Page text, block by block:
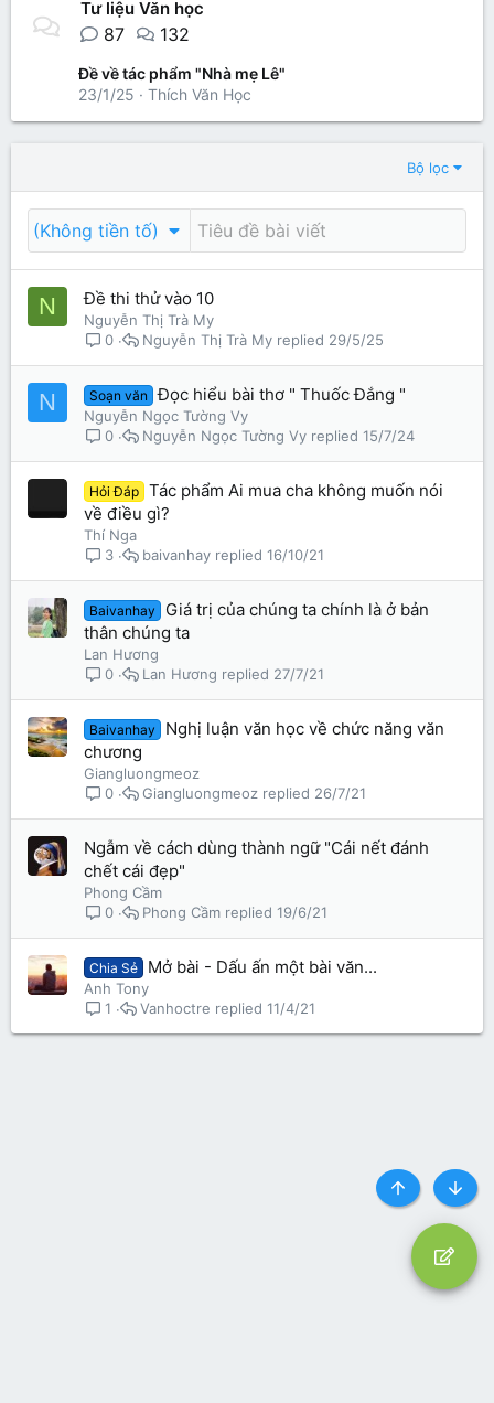
Tư liệu Văn học
87 132
Đề về tác phẩm "Nhà mẹ Lê"
23/1/25
Thích Văn Học
Bộ lọc
(Không tiền tố)
N Đề thi thử vào 10
Nguyễn Thị Trà My
0
29/5/25
Nguyễn Thị Trà My
N Soạn văn Đọc hiểu bài thơ " Thuốc Đắng "
Nguyễn Ngọc Tường Vy
0
15/7/24
Nguyễn Ngọc Tường Vy
Hỏi Đáp
Tác phẩm Ai mua cha không muốn nói
về điều gì?
Thí Nga
3
16/10/21
baivanhay
Baivanhay
Giá trị của chúng ta chính là ở bản
thân chúng ta
Lan Hương
0
27/7/21
Lan Hương
Baivanhay
Nghị luận văn học về chức năng văn
chương
Giangluongmeoz
0
26/7/21
Giangluongmeoz
Ngẫm về cách dùng thành ngữ "Cái nết đánh
chết cái đẹp"
Phong Cầm
0
19/6/21
Phong Cầm
Chia Sẻ Mở bài - Dấu ấn một bài văn...
Anh Tony
1
11/4/21
Vanhoctre
Top